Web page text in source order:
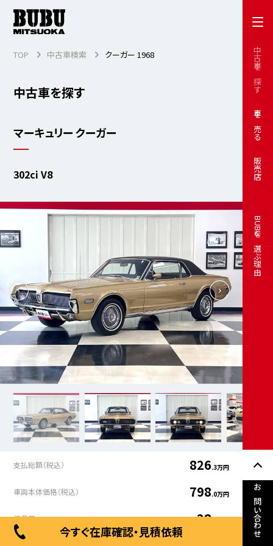
中古車を探す
車を売る
販売店
BUBUを選ぶ理由
お問い合わせ
中古車を探す
TOP 中古車検索 クーガー 1968
マーキュリー クーガー
302ci V8
支払総額（税込） 826.3万円
車両本体価格（税込） 798.0万円
諸費用 28
今すぐ在庫確認・見積依頼